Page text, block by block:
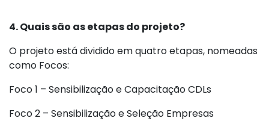
4. Quais são as etapas do projeto?
O projeto está dividido em quatro etapas, nomeadas
como Focos:
Foco 1 – Sensibilização e Capacitação CDLs
Foco 2 – Sensibilização e Seleção Empresas